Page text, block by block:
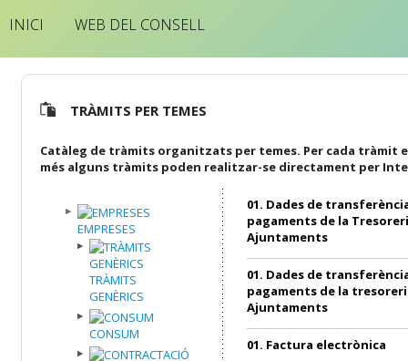
INICI WEB DEL CONSELL
TRÀMITS PER TEMES
Catàleg de tràmits organitzats per temes. Per cada tràmit
més alguns tràmits poden realitzar-se directament per
EMPRESES
TRÀMITS
GENÈRICS
CONSUM
01. Dades de
pagaments de la
Ajuntaments
01. Dades de
pagaments de la
Ajuntaments
01. Factura electrònica